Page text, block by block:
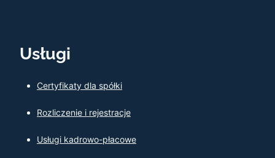
Usługi
Certyfikaty dla spółki
Rozliczenie i rejestracje
Usługi kadrowo-płacowe